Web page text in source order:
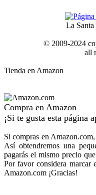
La
© 2009-2024
all
Tienda en Amazon
Compra en Amazon
¡Si te gusta esta página
Si compras en
Así obtendremos una
pagarás el mismo precio
Por favor considera marcar
Amazon.com ¡Gracias!